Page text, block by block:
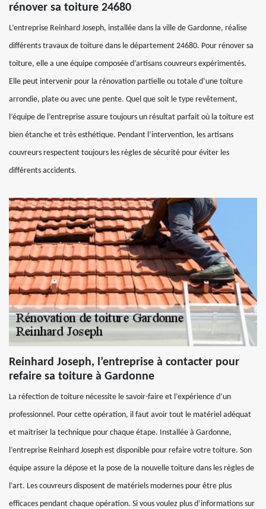
rénover sa toiture 24680
L’entreprise Reinhard Joseph, installée dans la ville de Gardonne, réalise
différents travaux de toiture dans le département 24680. Pour rénover sa
toiture, elle a une équipe composée d’artisans couvreurs expérimentés.
Elle peut intervenir pour la rénovation partielle ou totale d’une toiture
arrondie, plate ou avec une pente. Quel que soit le type revêtement,
l’équipe de l’entreprise assure toujours un résultat parfait où la toiture est
bien étanche et très esthétique. Pendant l’intervention, les artisans
couvreurs respectent toujours les règles de sécurité pour éviter les
différents accidents.
Reinhard Joseph, l’entreprise à contacter pour
refaire sa toiture à Gardonne
La réfection de toiture nécessite le savoir-faire et l’expérience d’un
professionnel. Pour cette opération, il faut avoir tout le matériel adéquat
et maitriser la technique pour chaque étape. Installée à Gardonne,
l’entreprise Reinhard Joseph est disponible pour refaire votre toiture. Son
équipe assure la dépose et la pose de la nouvelle toiture dans les règles de
l’art. Les couvreurs disposent de matériels modernes pour être plus
efficaces pendant chaque opération. Si vous voulez plus d’informations sur